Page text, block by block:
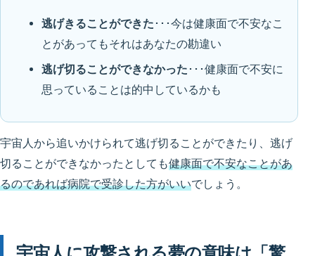
逃げきることができた ･･･今は健康面で不安なこ
とがあってもそれはあなたの勘違い
逃げ切ることができなかった ･･･健康面で不安に
思っていることは的中しているかも
宇宙人から追いかけられて逃げ切ることができたり、逃げ
切ることができなかったとしても健康面で不安なことがあ
るのであれば病院で受診した方がいいでしょう。